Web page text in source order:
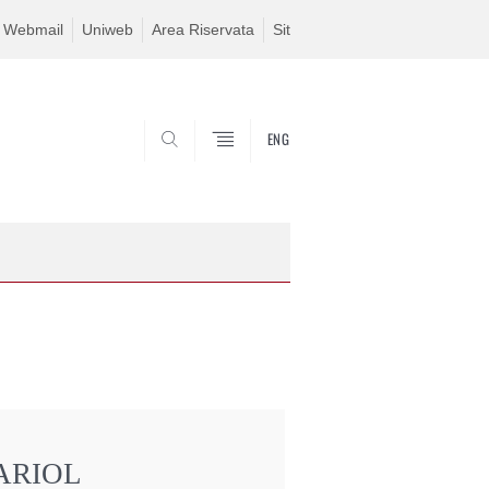
Webmail Uniweb Area Riservata Sit
ENG